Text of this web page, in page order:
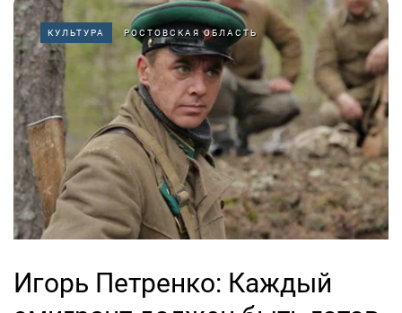
КУЛЬТУРА РОСТОВСКАЯ ОБЛАСТЬ
Игорь Петренко: Каждый